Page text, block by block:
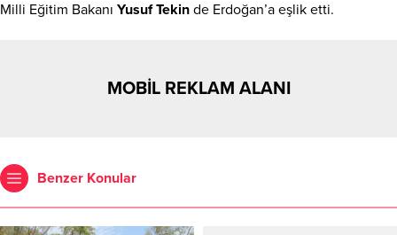
Milli Eğitim Bakanı Yusuf Tekin de Erdoğan’a eşlik etti.
MOBİL REKLAM ALANI
Benzer Konular